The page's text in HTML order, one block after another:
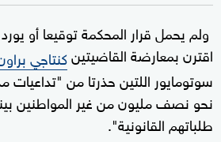
ولم يحمل قرار المحكمة توقيعا أو
اقترن بمعارضة القاضيتينكنتاجي
سوتومايور اللتين حذرتا من "تداعيات
نحو نصف مليون من غير المواطنين
طلباتهم القانونية".